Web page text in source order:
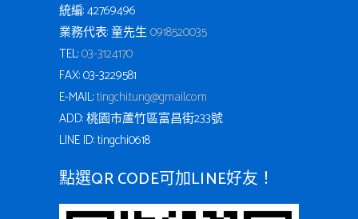
統編: 42769496
業務代表: 童先生0918520035
TEL:03-3124170
FAX: 03-3229581
E-MAIL:tingchi.tung@gmail.com
ADD: 桃園市蘆竹區富昌街233號
LINE ID: tingchi0618
點選QR CODE可加LINE好友！